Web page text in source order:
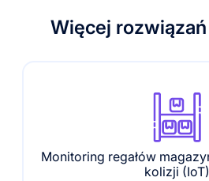
Więcej
Monitoring regałów
kolizji (IoT)